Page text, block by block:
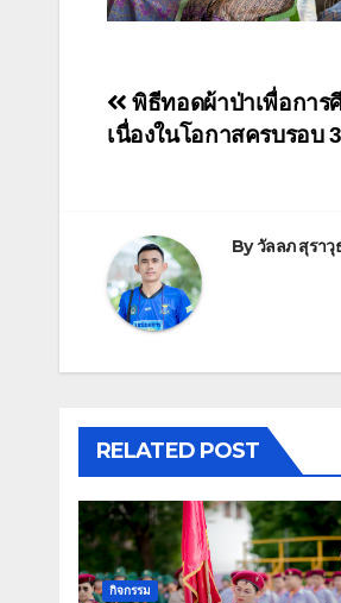
พิธีทอดผ้าป่าเพื่อการ
เนื่องในโอกาสครบรอบ
Byวัลลภ สุราวุ
RELATED POST
กิจกรรม